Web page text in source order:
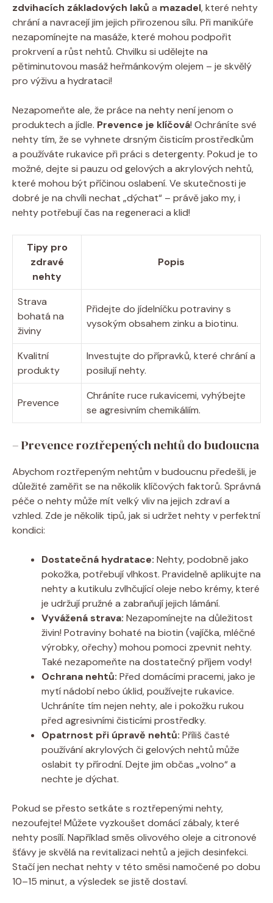
zdvihacích základových laků a mazadel, které nehty
chrání a navracejí jim jejich přirozenou sílu. Při manikúře
nezapomínejte na masáže, které mohou podpořit
prokrvení a růst nehtů. Chvilku si udělejte na
pětiminutovou masáž heřmánkovým olejem – je skvělý
pro výživu a hydrataci!
Nezapomeňte ale, že práce na nehty není jenom o
produktech a jídle. Prevence je klíčová! Ochráníte své
nehty tím, že se vyhnete drsným čisticím prostředkům
a používáte rukavice při práci s detergenty. Pokud je to
možné, dejte si pauzu od gelových a akrylových nehtů,
které mohou být příčinou oslabení. Ve skutečnosti je
dobré je na chvíli nechat „dýchat“ – právě jako my, i
nehty potřebují čas na regeneraci a klid!
Tipy pro
zdravé
nehty
Popis
Strava
bohatá na
živiny
Přidejte do jídelníčku potraviny s
vysokým obsahem zinku a biotinu.
Kvalitní
produkty
Investujte do přípravků, které chrání a
posilují nehty.
Prevence
Chráníte ruce rukavicemi, vyhýbejte
se agresivním chemikáliím.
– Prevence roztřepených nehtů do budoucna
Abychom roztřepeným nehtům v budoucnu předešli, je
důležité zaměřit se na několik klíčových faktorů. Správná
péče o nehty může mít velký vliv na jejich zdraví a
vzhled. Zde je několik tipů, jak si udržet nehty v perfektní
kondici:
Dostatečná hydratace: Nehty, podobně jako
pokožka, potřebují vlhkost. Pravidelně aplikujte na
nehty a kutikulu zvlhčující oleje nebo krémy, které
je udržují pružné a zabraňují jejich lámání.
Vyvážená strava: Nezapomínejte na důležitost
živin! Potraviny bohaté na biotin (vajíčka, mléčné
výrobky, ořechy) mohou pomoci zpevnit nehty.
Také nezapomeňte na dostatečný příjem vody!
Ochrana nehtů: Před domácími pracemi, jako je
mytí nádobí nebo úklid, používejte rukavice.
Uchráníte tím nejen nehty, ale i pokožku rukou
před agresivními čisticími prostředky.
Opatrnost při úpravě nehtů: Příliš časté
používání akrylových či gelových nehtů může
oslabit ty přírodní. Dejte jim občas „volno“ a
nechte je dýchat.
Pokud se přesto setkáte s roztřepenými nehty,
nezoufejte! Můžete vyzkoušet domácí zábaly, které
nehty posílí. Například směs olivového oleje a citronové
šťávy je skvělá na revitalizaci nehtů a jejich desinfekci.
Stačí jen nechat nehty v této směsi namočené po dobu
10–15 minut, a výsledek se jistě dostaví.